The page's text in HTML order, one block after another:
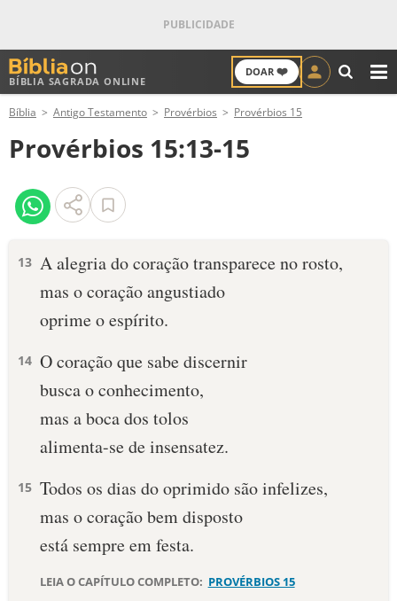
BÍBLIA SAGRADA ONLINE
DOAR ❤️
ANTIGO TESTAMENTO
NOVO TESTAMENTO
VERSÍCULOS
PALAVRA DO DIA
DEVOCIONAL DIÁRIO
10 MANDAMENTOS
ESBOÇOS DE PREGAÇÃO
Bíblia Antigo Testamento Provérbios Provérbios 15
Provérbios 15:13-15
13 A alegria do coração transparece no rosto,
mas o coração angustiado
oprime o espírito.
14 O coração que sabe discernir
busca o conhecimento,
mas a boca dos tolos
alimenta-se de insensatez.
15 Todos os dias do oprimido são infelizes,
mas o coração bem disposto
está sempre em festa.
LEIA O CAPÍTULO COMPLETO: PROVÉRBIOS 15